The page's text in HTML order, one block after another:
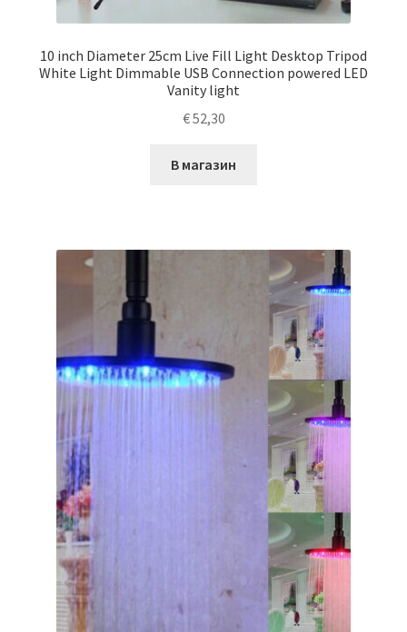
10 inch Diameter 25cm Live Fill Light Desktop Tripod
White Light Dimmable USB Connection powered LED
Vanity light
€52,30
В магазин